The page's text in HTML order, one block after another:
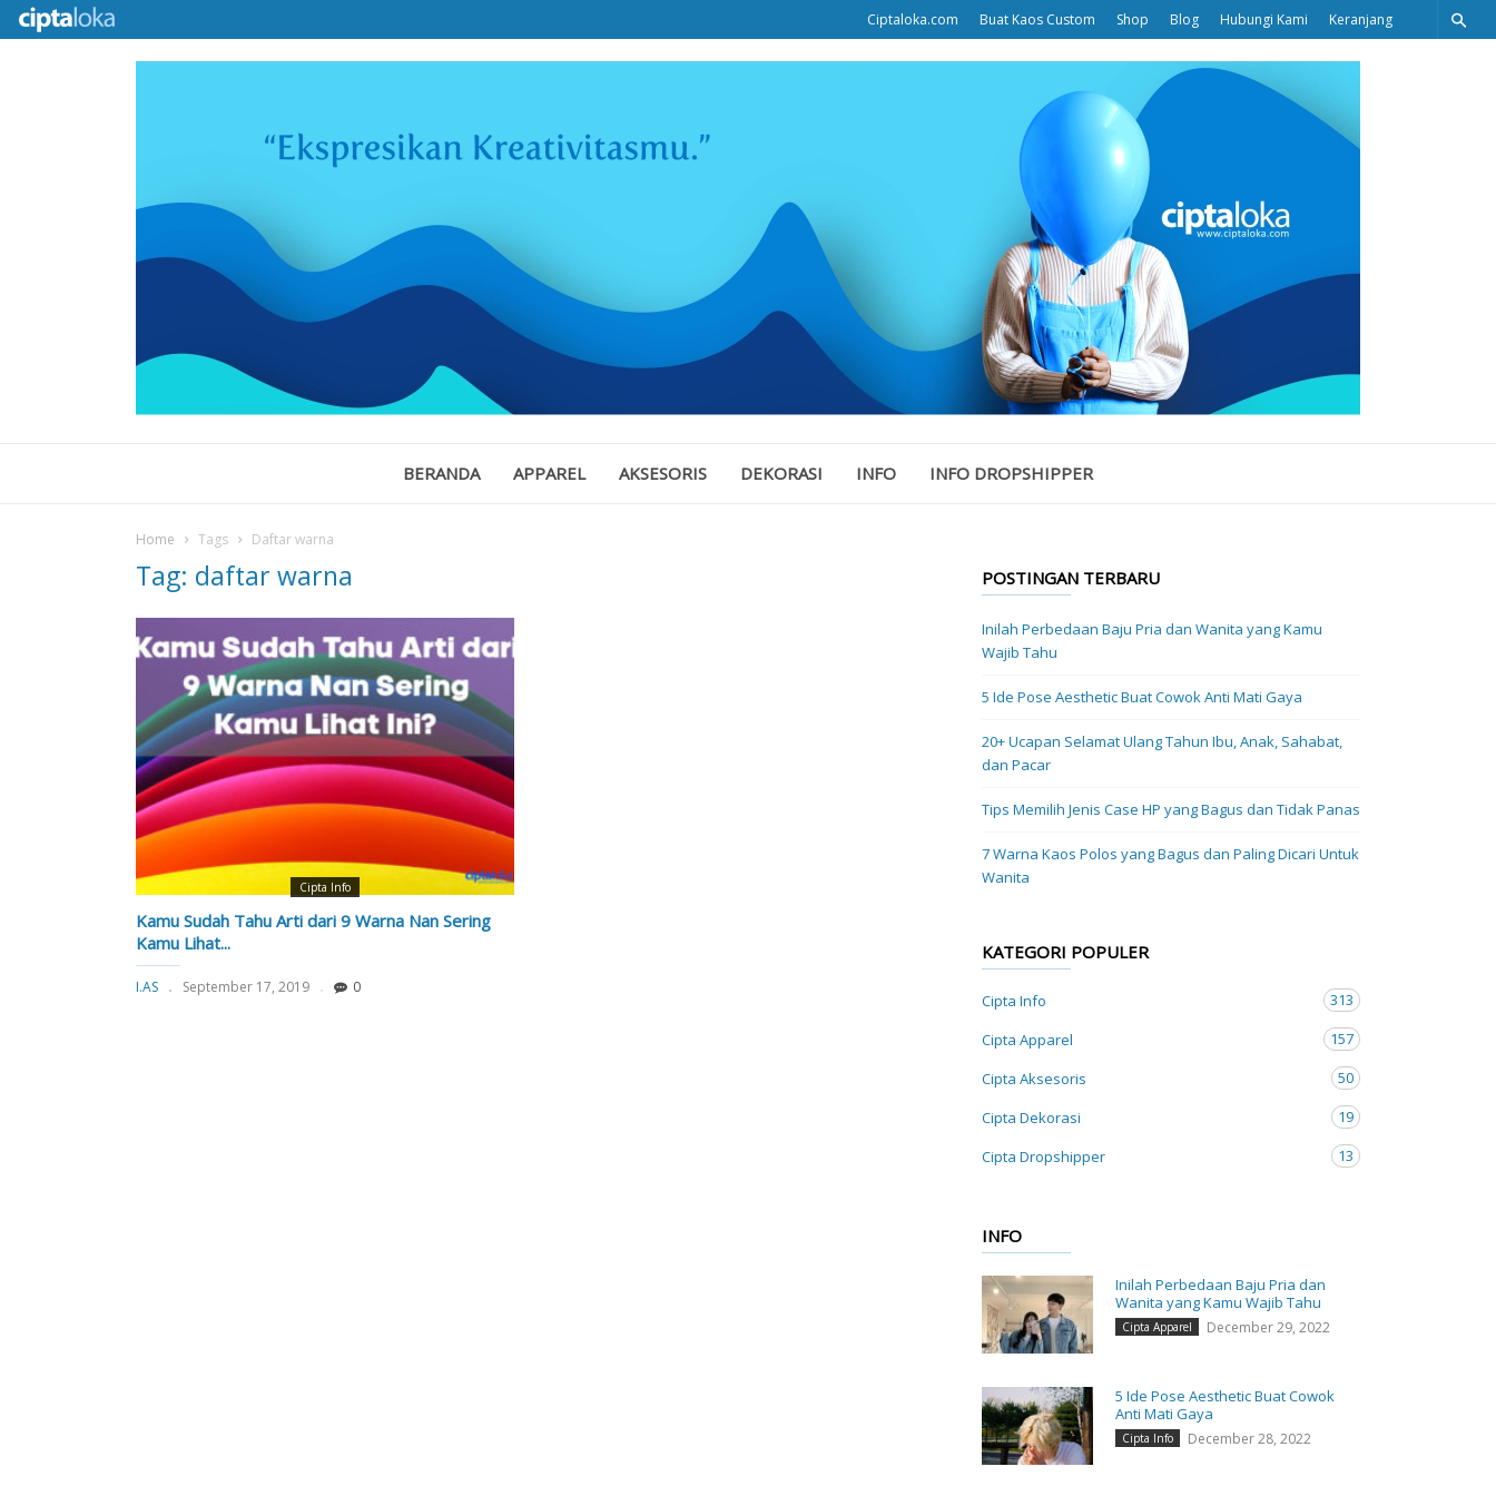
Ciptaloka.com Buat Kaos Custom Shop Blog Hubungi Kami Keranjang
BERANDA APPAREL AKSESORIS DEKORASI INFO INFO DROPSHIPPER
Home Tags Daftar warna
Tag: daftar warna
Cipta Info
Kamu Sudah Tahu Arti dari 9 Warna Nan Sering
Kamu Lihat...
I.AS September 17, 2019 0
POSTINGAN TERBARU
Inilah Perbedaan Baju Pria dan Wanita yang Kamu
Wajib Tahu
5 Ide Pose Aesthetic Buat Cowok Anti Mati Gaya
20+ Ucapan Selamat Ulang Tahun Ibu, Anak, Sahabat,
dan Pacar
Tips Memilih Jenis Case HP yang Bagus dan Tidak Panas
7 Warna Kaos Polos yang Bagus dan Paling Dicari Untuk
Wanita
KATEGORI POPULER
Cipta Info
313
Cipta Apparel
157
Cipta Aksesoris
50
Cipta Dekorasi
19
Cipta Dropshipper
13
INFO
Inilah Perbedaan Baju Pria dan
Wanita yang Kamu Wajib Tahu
Cipta Apparel December 29, 2022
5 Ide Pose Aesthetic Buat Cowok
Anti Mati Gaya
Cipta Info December 28, 2022